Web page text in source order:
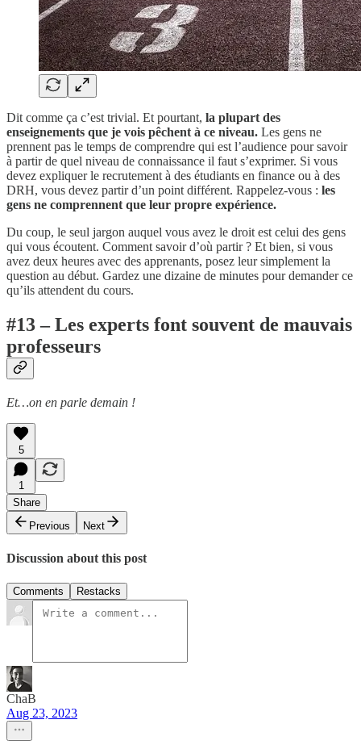
Dit comme ça c’est trivial. Et pourtant, la plupart des
enseignements que je vois pêchent à ce niveau. Les gens ne
prennent pas le temps de comprendre qui est l’audience pour savoir
à partir de quel niveau de connaissance il faut s’exprimer. Si vous
devez expliquer le recrutement à des étudiants en finance ou à des
DRH, vous devez partir d’un point différent. Rappelez-vous : les
gens ne comprennent que leur propre expérience.
Du coup, le seul jargon auquel vous avez le droit est celui des gens
qui vous écoutent. Comment savoir d’où partir ? Et bien, si vous
avez deux heures avec des apprenants, posez leur simplement la
question au début. Gardez une dizaine de minutes pour demander ce
qu’ils attendent du cours.
#13 – Les experts font souvent de mauvais
professeurs
Et…on en parle demain !
5
1
Share
Previous
Next
Discussion about this post
Comments Restacks
ChaB
Aug 23, 2023